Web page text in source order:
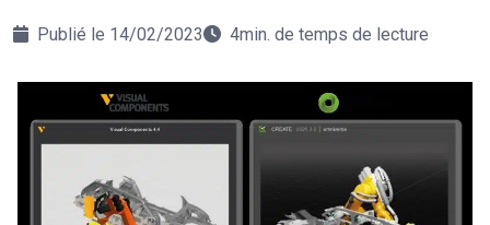
Publié le 14/02/2023 4min. de temps de lecture